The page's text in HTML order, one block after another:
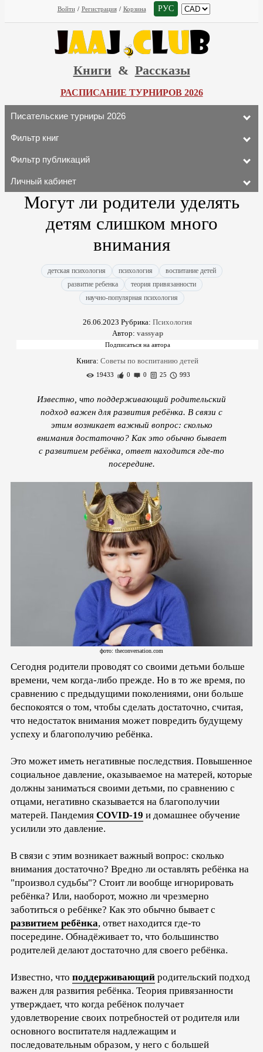
Войти / Регистрация / Корзина РУС
Книги & Рассказы
РАСПИСАНИЕ ТУРНИРОВ 2026
Писательские турниры 2026
Фильтр книг
Фильтр публикаций
Личный кабинет
Могут ли родители уделять
детям слишком много
внимания
детская психология психология
воспитание детей
развитие ребенка
теория привязанности
научно-популярная психология
26.06.2023 Рубрика: Психология
Автор: vassyap
Книга: Советы по воспитанию детей
19433 0 0 25 993
Известно, что поддерживающий родительский
подход важен для развития ребёнка. В связи с
этим возникает важный вопрос: сколько
внимания достаточно? Как это обычно бывает
с развитием ребёнка, ответ находится где-то
посередине.
фото: theconversation.com
Сегодня родители проводят со своими детьми больше
времени, чем когда-либо прежде. Но в то же время, по
сравнению с предыдущими поколениями, они больше
беспокоятся о том, чтобы сделать достаточно, считая,
что недостаток внимания может повредить будущему
успеху и благополучию ребёнка.
Это может иметь негативные последствия. Повышенное
социальное давление, оказываемое на матерей, которые
должны заниматься своими детьми, по сравнению с
отцами, негативно сказывается на благополучии
матерей. Пандемия COVID-19 и домашнее обучение
усилили это давление.
В связи с этим возникает важный вопрос: сколько
внимания достаточно? Вредно ли оставлять ребёнка на
"произвол судьбы"? Стоит ли вообще игнорировать
ребёнка? Или, наоборот, можно ли чрезмерно
заботиться о ребёнке? Как это обычно бывает с
развитием ребёнка, ответ находится где-то
посередине. Обнадёживает то, что большинство
родителей делают достаточно для своего ребёнка.
Известно, что поддерживающий родительский подход
важен для развития ребёнка. Теория привязанности
утверждает, что когда ребёнок получает
удовлетворение своих потребностей от родителя или
основного воспитателя надлежащим и
последовательным образом, у него с большей